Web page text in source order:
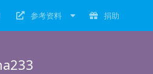
参考资料 捐助